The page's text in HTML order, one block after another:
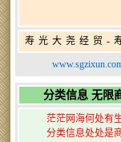
寿光大尧经贸-
息网-免费信息
分类信息 无限
茫茫网海何处有
分类信息处处是